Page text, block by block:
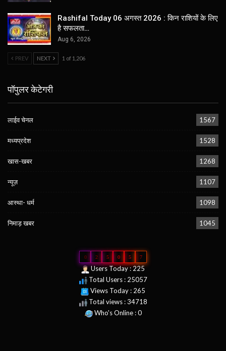
Rashifal Today 06 अगस्त 2026 : किन राशियों के लिए
है सफलता…
Aug 6, 2026
PREV NEXT 1 of 1,206
पॉपुलर केटेगरी
लाईव चेनल 1567
मध्यप्रदेश 1528
खास-खबर 1268
न्यूज़ 1107
आस्था- धर्म 1098
निमाड़ खबर 1045
0 2 5 0 5 7
Users Today : 225
Total Users : 25057
Views Today : 265
Total views : 34718
Who's Online : 0